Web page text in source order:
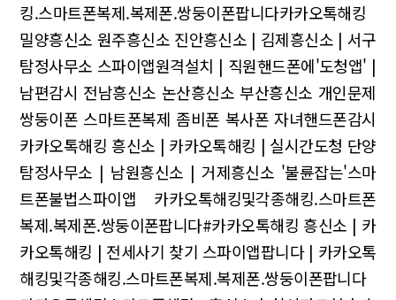
킹.스마트폰복제.복제폰.쌍둥이폰팝니다카카오톡해킹
밀양흥신소 원주흥신소 진안흥신소 | 김제흥신소 | 서구
탐정사무소 스파이앱원격설치 | 직원핸드폰에'도청앱' |
남편감시 전남흥신소 논산흥신소 부산흥신소 개인문제
쌍둥이폰 스마트폰복제 좀비폰 복사폰 자녀핸드폰감시
카카오톡해킹 흥신소 | 카카오톡해킹 | 실시간도청 단양
탐정사무소 | 남원흥신소 | 거제흥신소 '불륜잡는'스마
트폰불법스파이앱 카카오톡해킹및각종해킹.스마트폰
복제.복제폰.쌍둥이폰팝니다#카카오톡해킹 흥신소 | 카
카오톡해킹 | 전세사기 찾기 스파이앱팝니다 | 카카오톡
해킹및각종해킹.스마트폰복제.복제폰.쌍둥이폰팝니다